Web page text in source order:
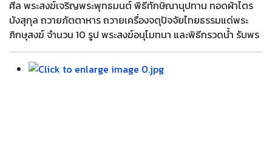
ศีล พระสงฆ์เจริญพระพุทธมนต์ พิธีทักษิณานุปทาน ทอดผ้าไตร
บังสุกุล ถวายภัตตาหาร ถวายเครื่องจตุปัจจัยไทยธรรมแด่พระ
ภิกษุสงฆ์ จำนวน 10 รูป พระสงฆ์อนุโมทนา และพิธีกรวดน้ำ รับพร